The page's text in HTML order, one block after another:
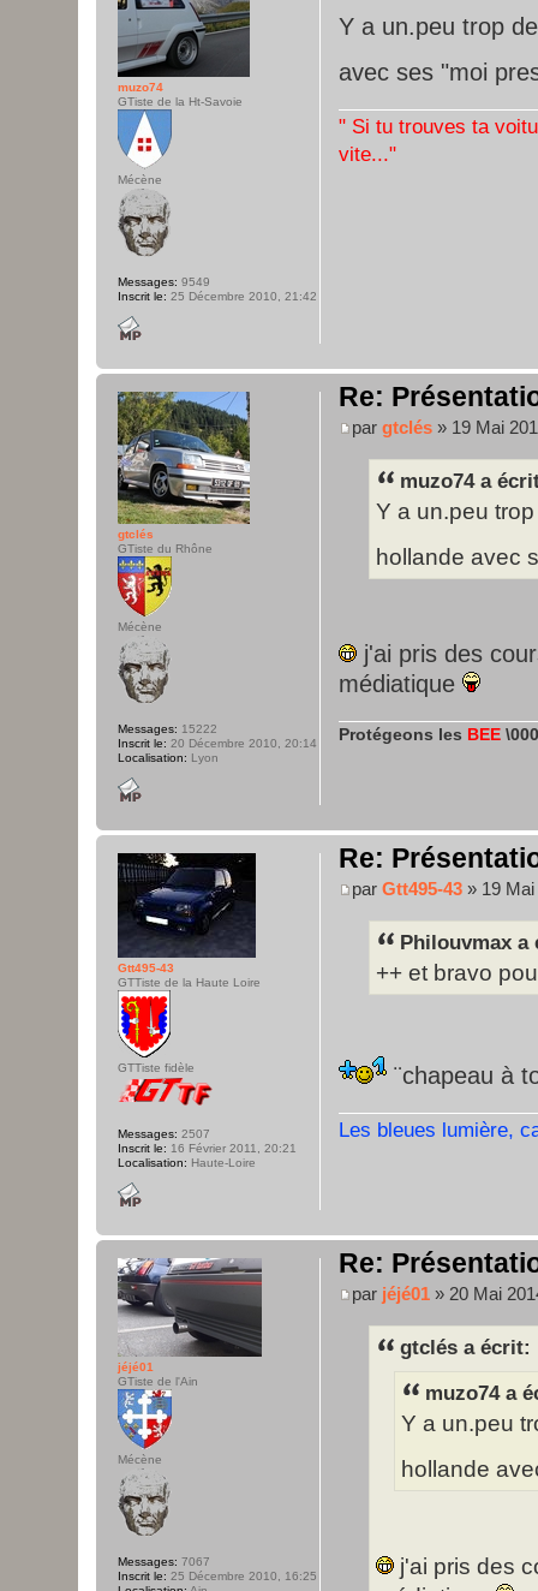
Y a un.peu trop
avec ses "moi
" Si tu trouves ta
vite..."
muzo74
GTiste de la Ht-Savoie
Mécène
Messages: 9549
Inscrit le: 25 Décembre 2010, 21:42
Re:
par gtclés » 19 Mai
muzo74 a
Y a un.peu
hollande avec
j'ai pris des
médiatique
Protégeons les BEE
gtclés
GTiste du Rhône
Mécène
Messages: 15222
Inscrit le: 20 Décembre 2010, 20:14
Localisation: Lyon
Re:
par Gtt495-43 » 19
Philouvmax a
++ et bravo
¨chapeau à
Les bleues lumière,
Gtt495-43
GTTiste de la Haute Loire
GTTiste fidèle
Messages: 2507
Inscrit le: 16 Février 2011, 20:21
Localisation: Haute-Loire
Re:
par jéjé01 » 20 Mai
gtclés a écrit:
muzo74 a
Y a un.peu
hollande
j'ai pris des
jéjé01
GTiste de l'Ain
Mécène
Messages: 7067
Inscrit le: 25 Décembre 2010, 16:25